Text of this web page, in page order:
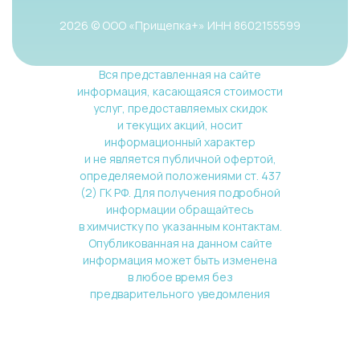
2026 © ООО «Прищепка+» ИНН 8602155599
Вся представленная на сайте
информация, касающаяся стоимости
услуг, предоставляемых скидок
и текущих акций, носит
информационный характер
и не является публичной офертой,
определяемой положениями ст. 437
(2) ГК РФ. Для получения подробной
информации обращайтесь
в химчистку по указанным контактам.
Опубликованная на данном сайте
информация может быть изменена
в любое время без
предварительного уведомления